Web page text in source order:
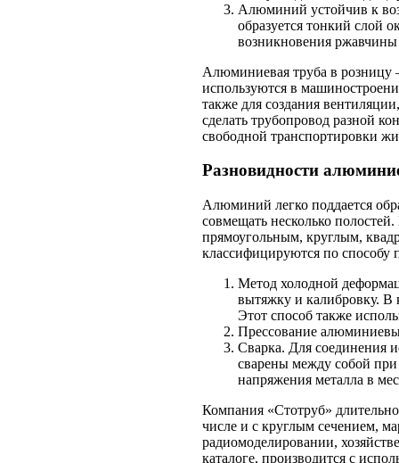
Алюминий устойчив к
образуется тонкий слой
возникновения
Алюминиевая труба в розницу
используются в
также для создания
сделать трубопровод разной
свободной транспортировки
Разновидности
Алюминий легко поддается
совмещать несколько
прямоугольным, круглым,
классифицируются по способу
Метод холодной
вытяжку и калибровку. В
Этот способ также
Прессование
Сварка. Для соединения
сварены между собой
напряжения металла в
Компания «Стотруб»
числе и с круглым сечением,
радиомоделировании,
каталоге, производится с